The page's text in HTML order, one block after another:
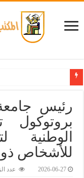
رئيس
بروتوكول
الوطنية
للأشخاص
2026-06-27 عدد